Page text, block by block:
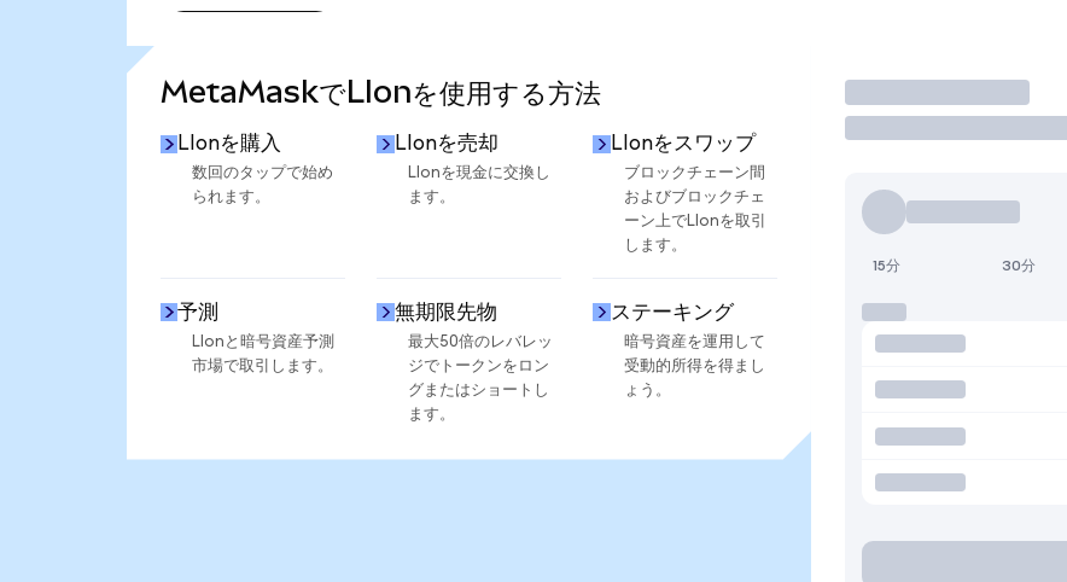
MetaMaskでLIonを使用する方法
LIonを購入
数回のタップで始め
られます。
LIonを売却
LIonを現金に交換し
ます。
LIonをスワップ
ブロックチェーン間
およびブロックチェ
ーン上でLIonを取引
します。
予測
LIonと暗号資産予測
市場で取引します。
無期限先物
最大50倍のレバレッ
ジでトークンをロン
グまたはショートし
ます。
ステーキング
暗号資産を運用して
受動的所得を得まし
ょう。
取引
15分 30分